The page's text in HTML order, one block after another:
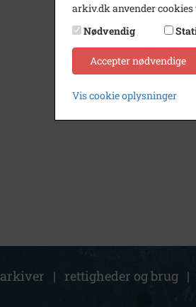
arkiver | rettigheder og brug |
arkiv.dk anvender
Nødvendig
Accepter nødvendige
Vis cookie oplysninger